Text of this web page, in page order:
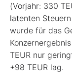
(Vorjahr: 330
latenten
wurde für das
TEUR nur
+98 TEUR lag.